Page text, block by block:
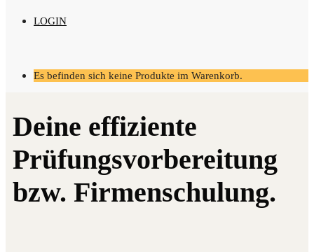
LOGIN
Es befinden sich keine Produkte im Warenkorb.